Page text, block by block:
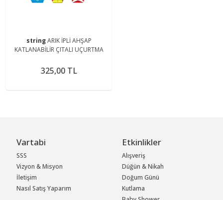
stringARIK İPLİ AHŞAP
KATLANABİLİR ÇITALI UÇURTMA
325,00 TL
Vartabi
SSS
Vizyon & Misyon
İletişim
Nasıl Satış Yaparım
Etkinlikler
Alışveriş
Düğün & Nikah
Doğum Günü
Kutlama